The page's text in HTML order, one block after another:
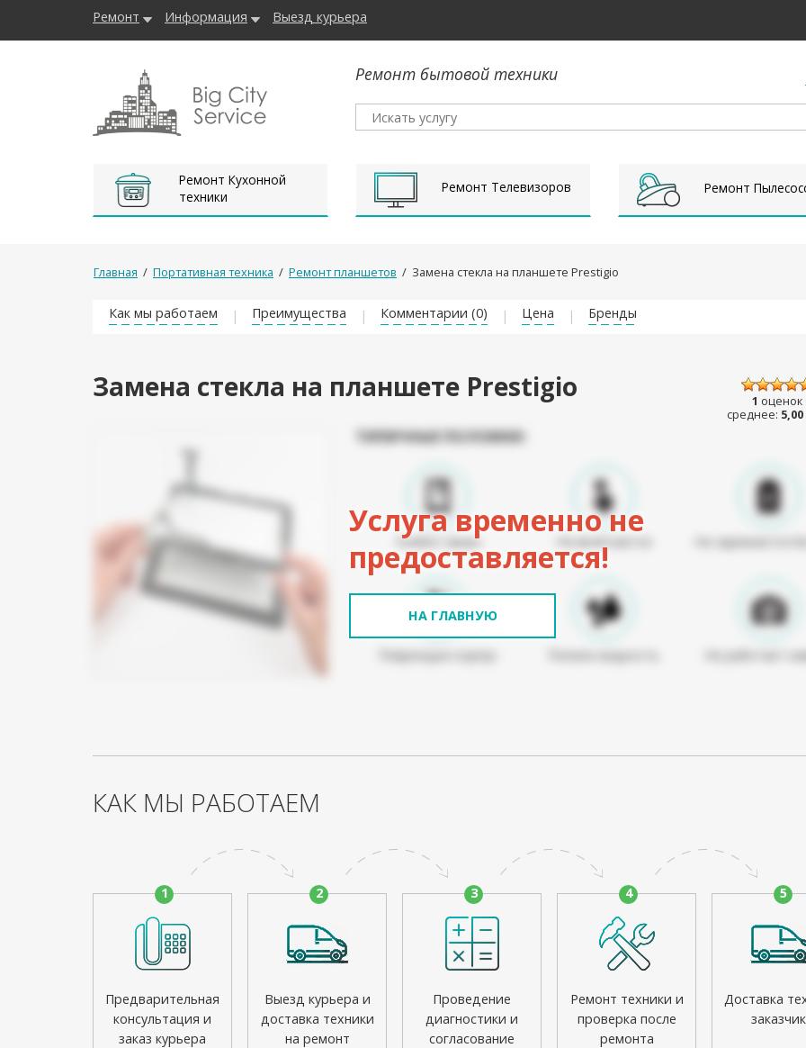
Ремонт Информация Выезд курьера
Ремонт бытовой техники
Ремонт Кухонной
техники
Ремонт Телевизоров Ремонт
Главная / Портативная техника / Ремонт планшетов / Замена стекла на планшете Prestigio
Как мы работаем Преимущества Комментарии (0) Цена Бренды
Замена стекла на планшете Prestigio 1 оценок
среднее: 5,00
Услуга временно не
предоставляется!
НА ГЛАВНУЮ
ТИПИЧНЫЕ ПОЛОМКИ:
Разбит экран Не включается Не заряжается
Поврежден корпус Попала жидкость Не работает
КАК МЫ РАБОТАЕМ
1
Предварительная
консультация и
заказ курьера
2
Выезд курьера и
доставка техники
на ремонт
3
Проведение
диагностики и
согласование
4
Ремонт техники и
проверка после
ремонта
5
Доставка